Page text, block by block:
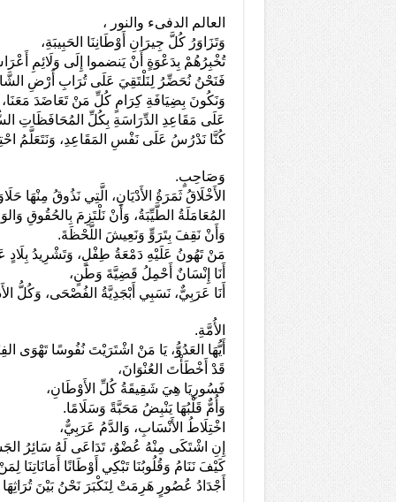
العالم الدفىء والنور ،
وَتَزَاوَرُ كُلَّ جِيرَانِ أَوْطَانِنَا الحَبِيبَةِ،
تُخْبِرُهُمْ بِدَعْوَةٍ أَنْ يَنضموا إِلَى وَلَائِمِ
فَنَحْنُ نُحَضِّرُ لِنَلْتَقِيَ عَلَى تُرَابِ أَرْضِ
وَنَكُونَ بِضِيَافَةِ كِرَامٍ كُلِّ مَنْ تَعَاضَدَ
عَلَى مَقَاعِدِ الدِّرَاسَةِ بِكُلِّ المُحَافَظَاتِ
كُنَّا نَدْرُسُ عَلَى نَفْسِ المَقَاعِدِ، وَنَتَعَلَّمُ
وَصَاحِبٍ.
الأَخْلَاقُ ثَمَرَةُ الأَدْيَانِ، الَّتِي نَذُوقُ مِنْهَا
المُعَامَلَةُ الطَّيِّبَةُ، وَأَنْ نَلْتَزِمَ بِالحُقُوقِ
وَأَنْ نَقِفَ بِتَرَوٍّ وَنَعِيشَ اللَّحْظَةَ.
مَنْ تَهُونُ عَلَيْهِ دَمْعَةُ طِفْلٍ، وَتَشْرِيدُ بِلَادٍ
أَنَا إِنْسَانٌ أَحْمِلُ قَضِيَّةَ وَطَنٍ،
أَنَا عَرَبِيٌّ، نَسَبِي أَبْجَدِيَّةُ الفُصْحَى،
الأُمَّةِ.
أَيُّهَا العَدُوُّ، يَا مَنْ اشْتَرَيْتَ نُفُوسًا تَهْوَى
قَدْ أَخْطَأْتَ العُنْوَانَ،
فَسُورِيَا هِيَ شَقِيقَةُ كُلِّ الأَوْطَانِ،
وَأُمٌّ قَلْبُهَا يَنْبِضُ مَحَبَّةً وَسَلَامًا.
اخْتِلَاطُ الأَنْسَابِ، وَالدَّمُ عَرَبِيٌّ،
إِنِ اشْتَكَى مِنْهُ عُضْوٌ، تَدَاعَى لَهُ سَائِرُ
كَيْفَ نَنَامُ وَقُلُوبُنَا تَبْكِي أَوْطَانًا أَمَانَاتِنَا
أَجْدَادُ عُصُورٍ هَرِمَتْ لِنَكْبَرَ نَحْنُ بَيْنَ تُرَاثِهَا